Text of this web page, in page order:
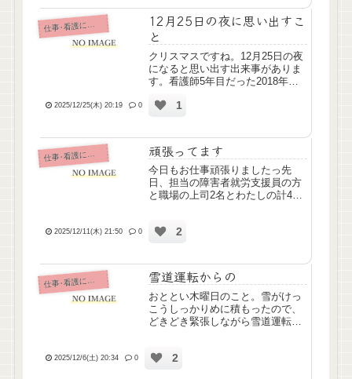
仕
事･看護について
12月25日の夜に思い出すこ
と
クリスマスですね。12月25日の夜
になると思い出す出来事がありま
す。看護師5年目だった2018年の
たったんですよね……。看護師に
ミン持ってきて！」...
2025/12/25(木) 20:19 0 1
仕
事･看護について 頑張ってます
今日もお仕事頑張りましたっ先
日、担当の障害者就労支援員の方
と職場の上司2名とわたしの計4名
1月より勤務時間を1時間延長(4時
2025/12/11(木) 21:50 0 2
仕
事･看護について 雪道運転からの
おととい木曜日のこと。雪がけっ
こうしっかりめに積もったので、
どきどき緊張しながら雪道運転し
も不安時薬飲んだからそのうち落
2025/12/6(土) 20:34 0 2